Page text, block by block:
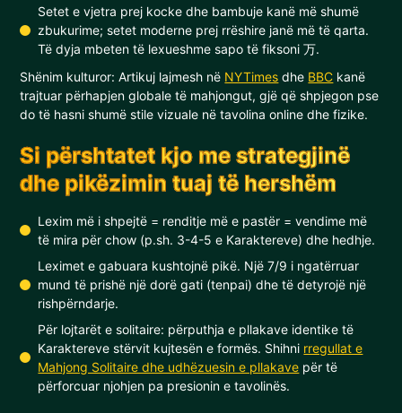
Setet e vjetra prej kocke dhe bambuje kanë më shumë
zbukurime; setet moderne prej rrëshire janë më të qarta.
Të dyja mbeten të lexueshme sapo të fiksoni 万.
Shënim kulturor: Artikuj lajmesh në NYTimes dhe BBC kanë
trajtuar përhapjen globale të mahjongut, gjë që shpjegon pse
do të hasni shumë stile vizuale në tavolina online dhe fizike.
Si përshtatet kjo me strategjinë
dhe pikëzimin tuaj të hershëm
Lexim më i shpejtë = renditje më e pastër = vendime më
të mira për chow (p.sh. 3-4-5 e Karaktereve) dhe hedhje.
Leximet e gabuara kushtojnë pikë. Një 7/9 i ngatërruar
mund të prishë një dorë gati (tenpai) dhe të detyrojë një
rishpërndarje.
Për lojtarët e solitaire: përputhja e pllakave identike të
Karaktereve stërvit kujtesën e formës. Shihni rregullat e
Mahjong Solitaire dhe udhëzuesin e pllakave për të
përforcuar njohjen pa presionin e tavolinës.